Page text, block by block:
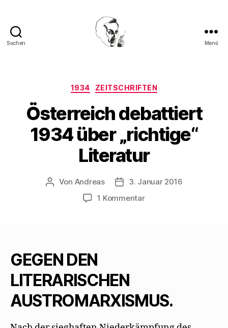
Suchen Menü
Kategorien
1934 ZEITSCHRIFTEN
Österreich debattiert
1934 über „richtige“
Literatur
Beitragsautor
Von Andreas Beitragsdatum
3. Januar 2016
1 Kommentarzu
GEGEN DEN
LITERARISCHEN
AUSTROMARXISMUS.